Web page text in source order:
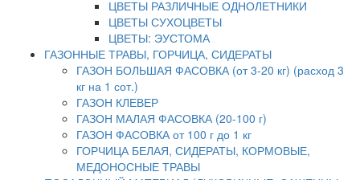
ЦВЕТЫ РАЗЛИЧНЫЕ ОДНОЛЕТНИКИ
ЦВЕТЫ СУХОЦВЕТЫ
ЦВЕТЫ: ЭУСТОМА
ГАЗОННЫЕ ТРАВЫ, ГОРЧИЦА, СИДЕРАТЫ
ГАЗОН БОЛЬШАЯ ФАСОВКА (от 3-20 кг) (расход 3
кг на 1 сот.)
ГАЗОН КЛЕВЕР
ГАЗОН МАЛАЯ ФАСОВКА (20-100 г)
ГАЗОН ФАСОВКА от 100 г до 1 кг
ГОРЧИЦА БЕЛАЯ, СИДЕРАТЫ, КОРМОВЫЕ,
МЕДОНОСНЫЕ ТРАВЫ